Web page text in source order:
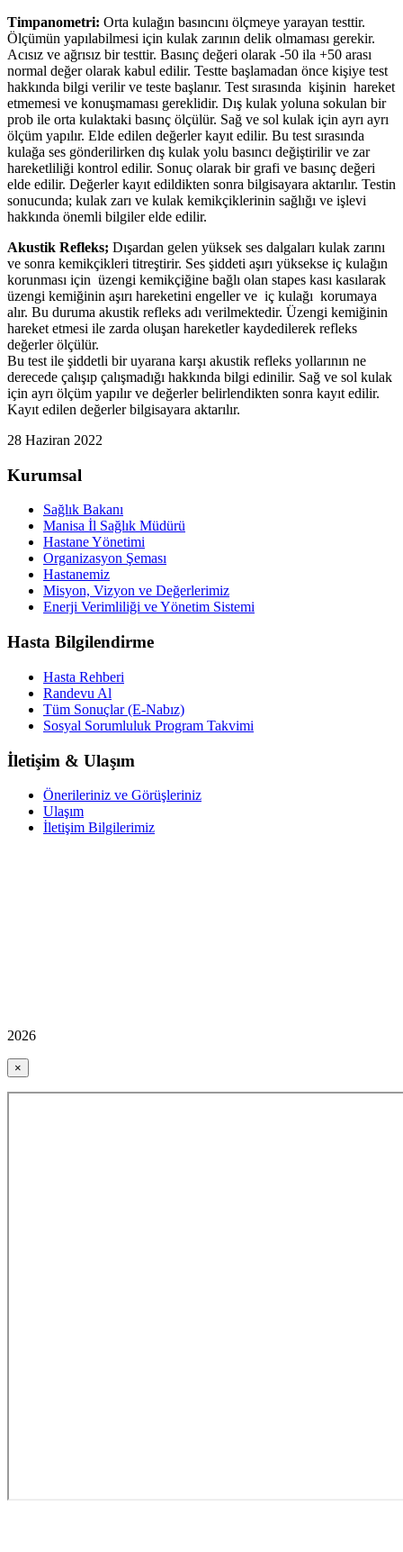
Timpanometri: Orta kulağın basıncını ölçmeye yarayan testtir.
Ölçümün yapılabilmesi için kulak zarının delik olmaması gerekir.
Acısız ve ağrısız bir testtir. Basınç değeri olarak -50 ila +50 arası
normal değer olarak kabul edilir. Testte başlamadan önce kişiye test
hakkında bilgi verilir ve teste başlanır. Test sırasında kişinin hareket
etmemesi ve konuşmaması gereklidir. Dış kulak yoluna sokulan bir
prob ile orta kulaktaki basınç ölçülür. Sağ ve sol kulak için ayrı ayrı
ölçüm yapılır. Elde edilen değerler kayıt edilir. Bu test sırasında
kulağa ses gönderilirken dış kulak yolu basıncı değiştirilir ve zar
hareketliliği kontrol edilir. Sonuç olarak bir grafi ve basınç değeri
elde edilir. Değerler kayıt edildikten sonra bilgisayara aktarılır. Testin
sonucunda; kulak zarı ve kulak kemikçiklerinin sağlığı ve işlevi
hakkında önemli bilgiler elde edilir.
Akustik Refleks; Dışardan gelen yüksek ses dalgaları kulak zarını
ve sonra kemikçikleri titreştirir. Ses şiddeti aşırı yüksekse iç kulağın
korunması için üzengi kemikçiğine bağlı olan stapes kası kasılarak
üzengi kemiğinin aşırı hareketini engeller ve iç kulağı korumaya
alır. Bu duruma akustik refleks adı verilmektedir. Üzengi kemiğinin
hareket etmesi ile zarda oluşan hareketler kaydedilerek refleks
değerler ölçülür.
Bu test ile şiddetli bir uyarana karşı akustik refleks yollarının ne
derecede çalışıp çalışmadığı hakkında bilgi edinilir. Sağ ve sol kulak
için ayrı ölçüm yapılır ve değerler belirlendikten sonra kayıt edilir.
Kayıt edilen değerler bilgisayara aktarılır.
28 Haziran 2022
Kurumsal
Sağlık Bakanı
Manisa İl Sağlık Müdürü
Hastane Yönetimi
Organizasyon Şeması
Hastanemiz
Misyon, Vizyon ve Değerlerimiz
Enerji Verimliliği ve Yönetim Sistemi
Hasta Bilgilendirme
Hasta Rehberi
Randevu Al
Tüm Sonuçlar (E-Nabız)
Sosyal Sorumluluk Program Takvimi
İletişim & Ulaşım
Önerileriniz ve Görüşleriniz
Ulaşım
İletişim Bilgilerimiz
2026
×